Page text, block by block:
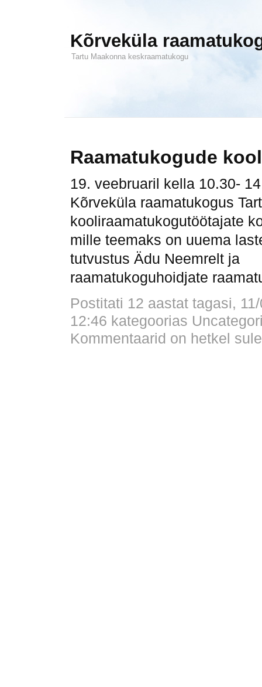
Kõrveküla
Tartu Maakonna keskraamatukogu
Raamatukogude
19. veebruaril kella 10.30-
Kõrveküla raamatukogus
kooliraamatukogutöötajate
mille teemaks on uuema
tutvustus Ädu Neemrelt ja
raamatukoguhoidjate
Postitati 12 aastat tagasi,
12:46 kategoorias
Kommentaarid on hetkel